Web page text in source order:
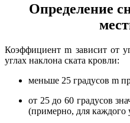
Определение
Коэффициент m зависит от
углах наклона ската кровли:
меньше 25 градусов m
от 25 до 60 градусов
(примерно, для каждого